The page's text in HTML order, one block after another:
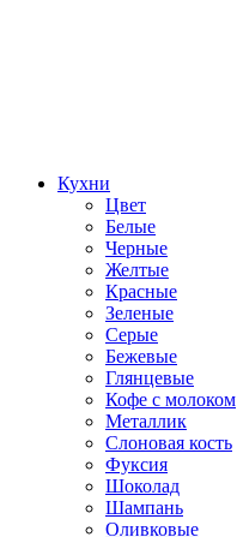
Кухни
Цвет
Белые
Черные
Желтые
Красные
Зеленые
Серые
Бежевые
Глянцевые
Кофе с молоком
Металлик
Слоновая кость
Фуксия
Шоколад
Шампань
Оливковые